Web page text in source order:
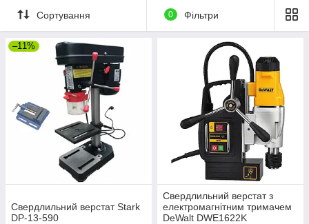
Сортування 0 Фільтри
–11%
Свердлильний верстат Stark
DP-13-590
Свердлильний верстат з
електромагнітним тримачем
DeWalt DWE1622K